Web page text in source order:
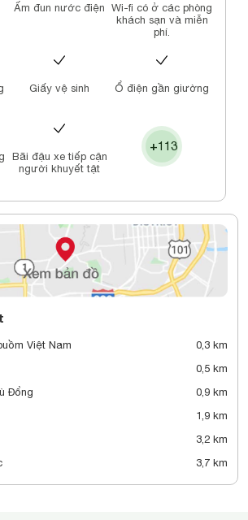
có thể được thu xếp với một khoản phí.
Trang nằm cách Quảng trường 2/4 chỉ vài
và Bảo tàng Alexandre Yersin đều nằm
and Bar phục vụ bữa sáng buffet quốc tế
Ấm đun nước điện
Wi-fi có ở các phòng
khách sạn và miễn
phí.
Giấy vệ sinh Ổ điện gần giường
Bãi đậu xe tiếp cận
người khuyết tật
+113
Việt Nam
0,3 km
0,5 km
Đổng
0,9 km
1,9 km
3,2 km
3,7 km